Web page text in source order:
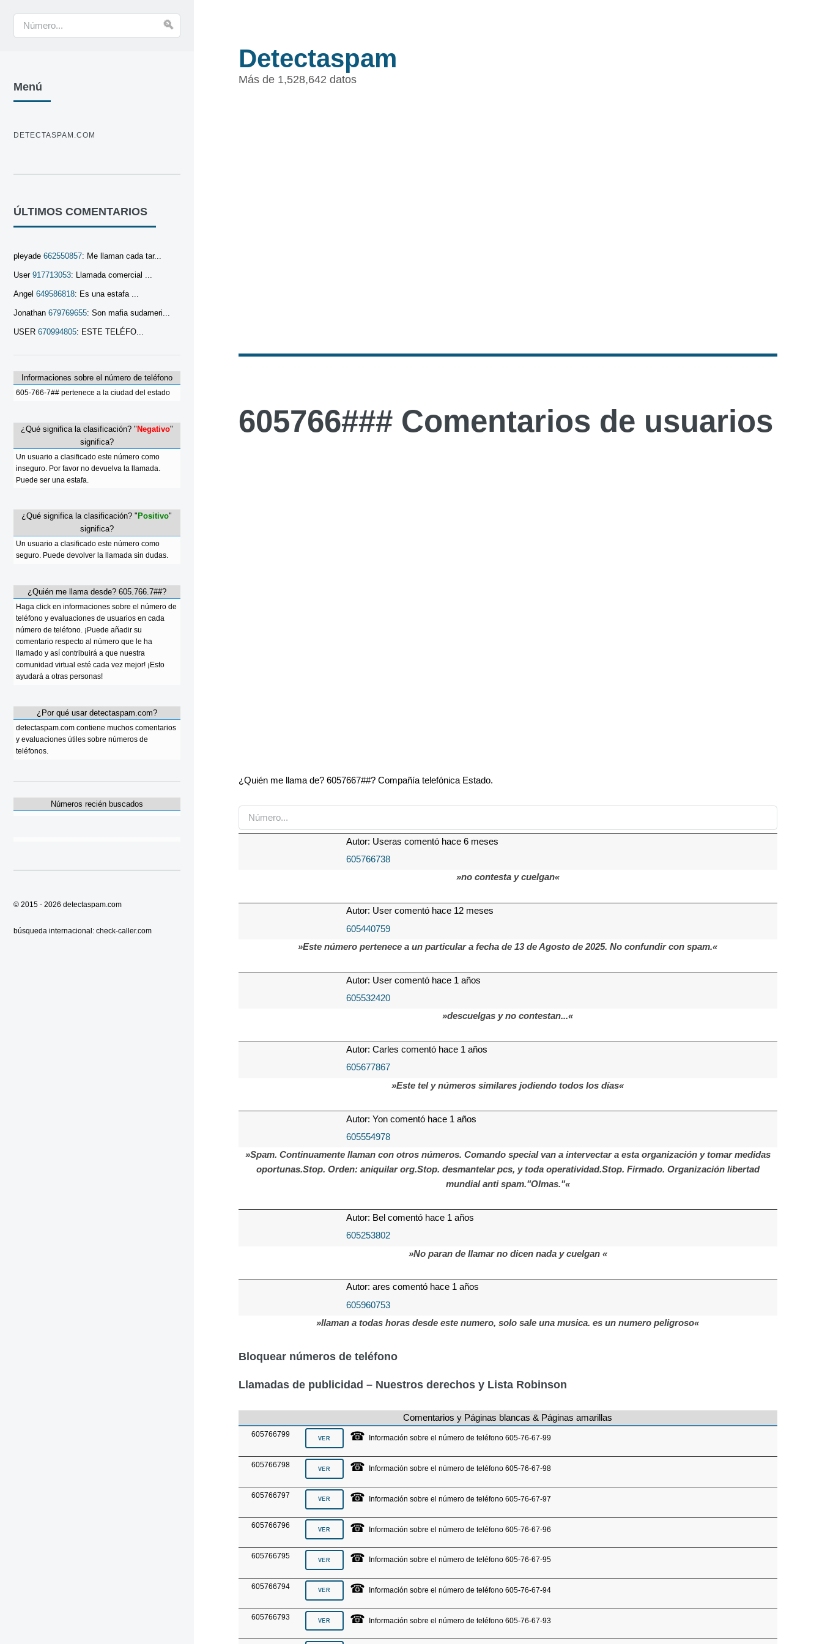
Detectaspam
Más de 1,528,642 datos
605766### Comentarios de usuarios
¿Quién me llama de? 6057667##? Compañía telefónica Estado.
Autor: Useras comentó hace 6 meses
605766738
»no contesta y cuelgan«
Autor: User comentó hace 12 meses
605440759
»Este número pertenece a un particular a fecha de 13 de Agosto de 2025. No confundir con spam.«
Autor: User comentó hace 1 años
605532420
»descuelgas y no contestan...«
Autor: Carles comentó hace 1 años
605677867
»Este tel y números similares jodiendo todos los días«
Autor: Yon comentó hace 1 años
605554978
»Spam. Continuamente llaman con otros números. Comando special van a intervectar a esta organización y tomar medidas
oportunas.Stop. Orden: aniquilar org.Stop. desmantelar pcs, y toda operatividad.Stop. Firmado. Organización libertad
mundial anti spam."Olmas."«
Autor: Bel comentó hace 1 años
605253802
»No paran de llamar no dicen nada y cuelgan «
Autor: ares comentó hace 1 años
605960753
»llaman a todas horas desde este numero, solo sale una musica. es un numero peligroso«
Bloquear números de teléfono
Llamadas de publicidad – Nuestros derechos y Lista Robinson
Comentarios y Páginas blancas & Páginas amarillas
605766799 ☎ Información sobre el número de teléfono 605-76-67-99
605766798 ☎ Información sobre el número de teléfono 605-76-67-98
605766797 ☎ Información sobre el número de teléfono 605-76-67-97
605766796 ☎ Información sobre el número de teléfono 605-76-67-96
605766795 ☎ Información sobre el número de teléfono 605-76-67-95
605766794 ☎ Información sobre el número de teléfono 605-76-67-94
605766793 ☎ Información sobre el número de teléfono 605-76-67-93
Menú
DETECTASPAM.COM
ÚLTIMOS COMENTARIOS
pleyade 662550857: Me llaman cada tar...
User 917713053: Llamada comercial ...
Angel 649586818: Es una estafa ...
Jonathan 679769655: Son mafia sudameri...
USER 670994805: ESTE TELÉFO...
Informaciones sobre el número de teléfono
605-766-7## pertenece a la ciudad del estado
¿Qué significa la clasificación? "Negativo"
significa?
Un usuario a clasificado este número como
inseguro. Por favor no devuelva la llamada.
Puede ser una estafa.
¿Qué significa la clasificación? " Positivo"
significa?
Un usuario a clasificado este número como
seguro. Puede devolver la llamada sin dudas.
¿Quién me llama desde? 605.766.7##?
Haga click en informaciones sobre el número de
teléfono y evaluaciones de usuarios en cada
número de teléfono. ¡Puede añadir su
comentario respecto al número que le ha
llamado y así contribuirá a que nuestra
comunidad virtual esté cada vez mejor! ¡Esto
ayudará a otras personas!
¿Por qué usar detectaspam.com?
detectaspam.com contiene muchos comentarios
y evaluaciones útiles sobre números de
teléfonos.
Números recién buscados
© 2015 - 2026 detectaspam.com
búsqueda internacional: check-caller.com